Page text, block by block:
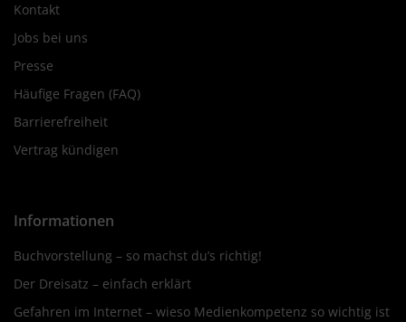
Kontakt
Jobs bei uns
Presse
Häufige Fragen (FAQ)
Barrierefreiheit
Vertrag kündigen
Informationen
Buchvorstellung – so machst du’s richtig!
Der Dreisatz – einfach erklärt
Gefahren im Internet – wieso Medienkompetenz so wichtig ist